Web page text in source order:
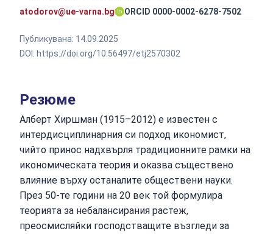
atodorov@ue-varna.bg ORCID 0000-0002-6278-7502
Публикувана: 14.09.2025
DOI: https://doi.org/10.56497/etj2570302
Резюме
Алберт Хиршман (1915–2012) е известен с
интердисциплинарния си подход икономист,
чийто принос надхвърля традиционните рамки на
икономическата теория и оказва съществено
влияние върху останалите обществени науки.
През 50-те години на 20 век той формулира
теорията за небалансирания растеж,
преосмисляйки господстващите възгледи за